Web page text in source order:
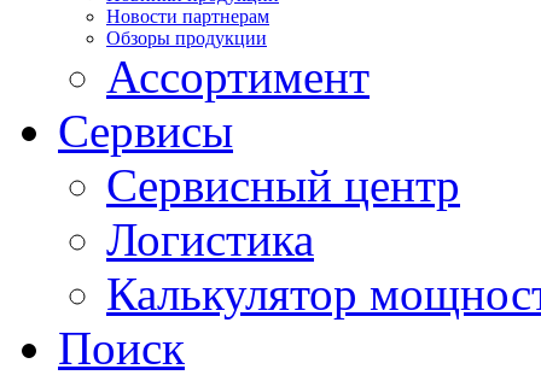
Новости партнерам
Обзоры продукции
Ассортимент
Сервисы
Сервисный центр
Логистика
Калькулятор
Поиск